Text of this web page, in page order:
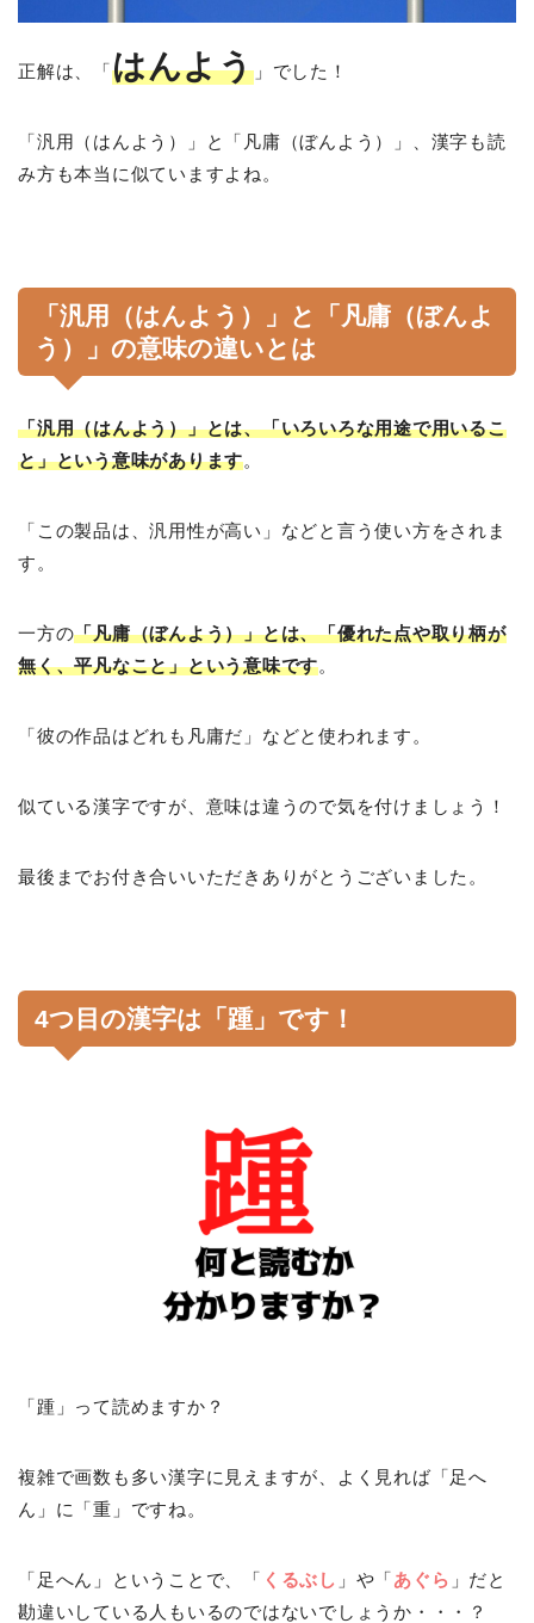
正解は、「はんよう」でした！
「汎用（はんよう）」と「凡庸（ぼんよう）」、漢字も読
み方も本当に似ていますよね。
「汎用（はんよう）」と「凡庸（ぼんよ
う）」の意味の違いとは
「汎用（はんよう）」とは、「いろいろな用途で用いるこ
と」という意味があります。
「この製品は、汎用性が高い」などと言う使い方をされま
す。
一方の「凡庸（ぼんよう）」とは、「優れた点や取り柄が
無く、平凡なこと」という意味です。
「彼の作品はどれも凡庸だ」などと使われます。
似ている漢字ですが、意味は違うので気を付けましょう！
最後までお付き合いいただきありがとうございました。
4つ目の漢字は「踵」です！
「踵」って読めますか？
複雑で画数も多い漢字に見えますが、よく見れば「足へ
ん」に「重」ですね。
「足へん」ということで、「 くるぶし 」や「あぐら 」だと
勘違いしている人もいるのではないでしょうか・・・？